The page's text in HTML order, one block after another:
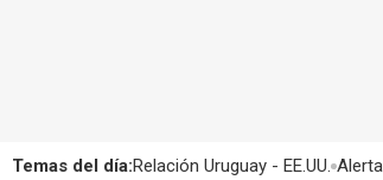
Temas del día:Relación Uruguay - EE.UU.